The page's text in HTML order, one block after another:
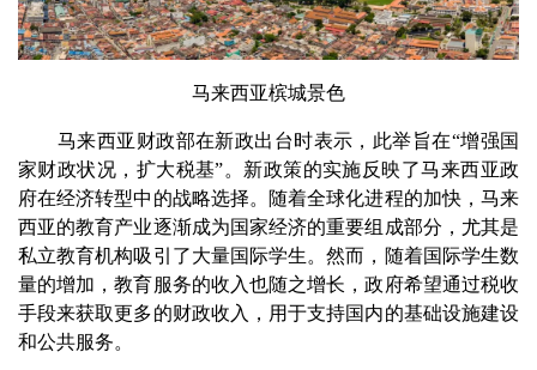
马来西亚槟城景色
马来西亚财政部在新政出台时表示，此举旨在“增强国
家财政状况，扩大税基”。新政策的实施反映了马来西亚政
府在经济转型中的战略选择。随着全球化进程的加快，马来
西亚的教育产业逐渐成为国家经济的重要组成部分，尤其是
私立教育机构吸引了大量国际学生。然而，随着国际学生数
量的增加，教育服务的收入也随之增长，政府希望通过税收
手段来获取更多的财政收入，用于支持国内的基础设施建设
和公共服务。